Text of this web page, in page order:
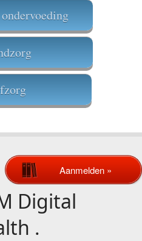
Aanmelden »
Digital
.